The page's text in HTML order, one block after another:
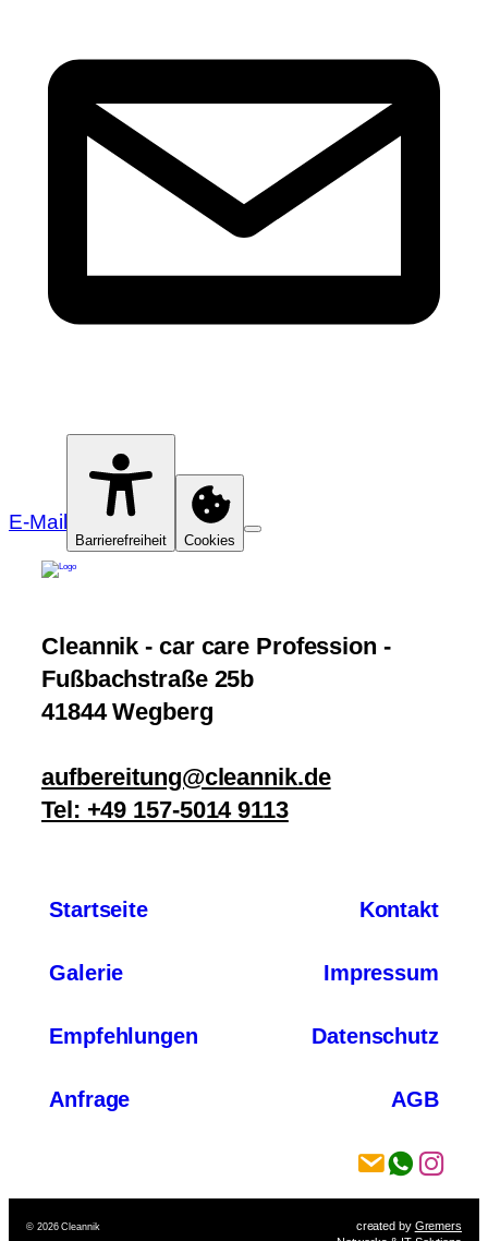
E-Mail
Barrierefreiheit Cookies
Cleannik - car care Profession -
Fußbachstraße 25b
41844 Wegberg
aufbereitung@cleannik.de
Tel: +49 157-5014 9113
Startseite
Galerie
Empfehlungen
Anfrage
Kontakt
Impressum
Datenschutz
AGB
© 2026 Cleannik created by Gremers